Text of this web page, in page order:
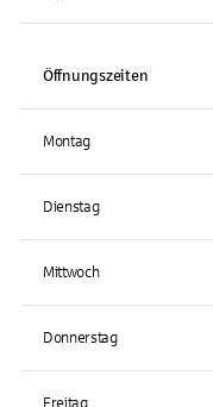
Öffnungszeiten
Montag
Dienstag
Mittwoch
Donnerstag
Freitag